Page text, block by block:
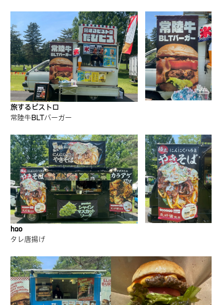
旅するビストロ
常陸牛BLTバーガー
hao
タレ唐揚げ